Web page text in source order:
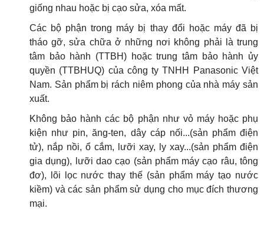
giống nhau hoặc bị cạo sửa, xóa mất.
Các bộ phận trong máy bị thay đổi hoặc máy đã bị
tháo gỡ, sửa chữa ở những nơi không phải là trung
tâm bảo hành (TTBH) hoặc trung tâm bảo hành ủy
quyền (TTBHUQ) của công ty TNHH Panasonic Việt
Nam. Sản phẩm bị rách niêm phong của nhà máy sản
xuất.
Không bảo hành các bộ phận như vỏ máy hoặc phụ
kiện như pin, ăng-ten, dây cáp nối...(sản phẩm điện
tử), nắp nồi, ổ cắm, lưỡi xay, ly xay...(sản phẩm điện
gia dụng), lưỡi dao cạo (sản phẩm máy cạo râu, tông
đơ), lõi lọc nước thay thế (sản phẩm máy tạo nước
kiềm) và các sản phẩm sử dụng cho mục đích thương
mại.